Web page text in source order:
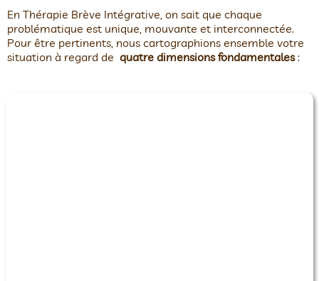
En Thérapie Brève Intégrative, on sait que chaque
problématique est unique, mouvante et interconnectée.
Pour être pertinents, nous cartographions ensemble votre
situation à regard de quatre dimensions fondamentales: